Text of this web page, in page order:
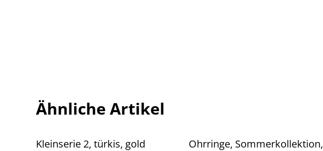
Ähnliche Artikel
Kleinserie 2, türkis, gold
Ohrringe, Sommerkollektion,